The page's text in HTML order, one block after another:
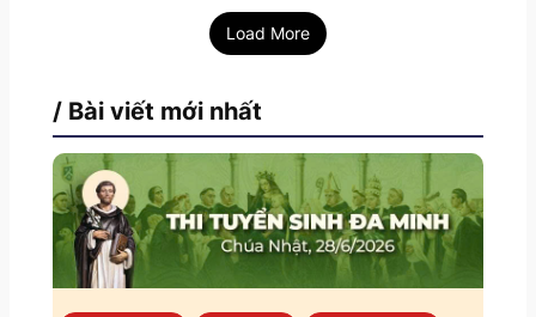
Load More
/ Bài viết mới nhất